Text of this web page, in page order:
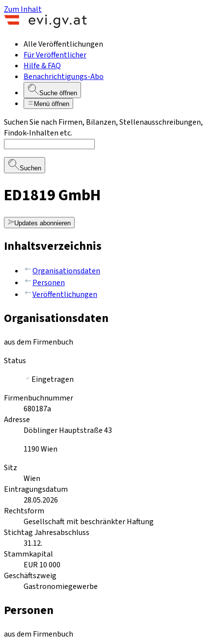
Zum Inhalt
Alle Veröffentlichungen
Für Veröffentlicher
Hilfe & FAQ
Benachrichtigungs-Abo
Suche öffnen
Menü öffnen
Suchen Sie nach Firmen, Bilanzen, Stellenausschreibungen,
Findok-Inhalten etc.
Suchen
ED1819 GmbH
Updates abonnieren
Inhaltsverzeichnis
Organisationsdaten
Personen
Veröffentlichungen
Organisationsdaten
aus dem Firmenbuch
Status
Eingetragen
Firmenbuchnummer
680187a
Adresse
Döblinger Hauptstraße 43
1190Wien
Sitz
Wien
Eintragungsdatum
28.05.2026
Rechtsform
Gesellschaft mit beschränkter Haftung
Stichtag Jahresabschluss
31.12.
Stammkapital
EUR 10 000
Geschäftszweig
Gastronomiegewerbe
Personen
aus dem Firmenbuch